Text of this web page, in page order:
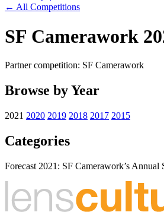
← All Competitions
SF Camerawork
Partner competition: SF Camerawork
Browse by Year
2021 2020 2019 2018 2017 2015
Categories
Forecast 2021: SF Camerawork’s